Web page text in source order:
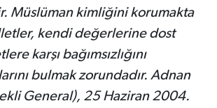
Müslüman kimliğini korumakta
kendi değerlerine dost
karşı bağımsızlığını
bulmak zorundadır. Adnan
General), 25 Haziran 2004.